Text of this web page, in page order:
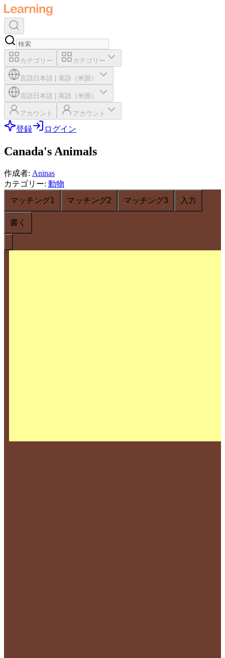
カテゴリー カテゴリー
言語 日本語 英語（米国）
言語 日本語 英語（米国）
アカウント アカウント
登録 ログイン
Canada's Animals
作成者: Aninas
カテゴリー: 動物
マッチング1
マッチング2 マッチング3 入力
書く